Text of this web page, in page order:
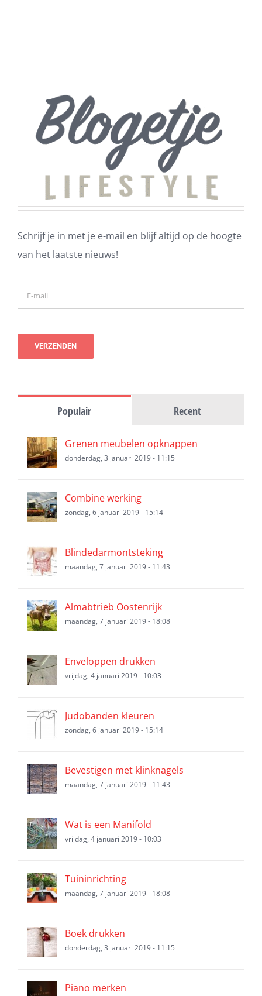
Schrijf je in met je e-mail en blijf altijd op de hoogte
van het laatste nieuws!
Populair Recent
Grenen meubelen opknappen
donderdag, 3 januari 2019 - 11:15
Combine werking
zondag, 6 januari 2019 - 15:14
Blindedarmontsteking
maandag, 7 januari 2019 - 11:43
Almabtrieb Oostenrijk
maandag, 7 januari 2019 - 18:08
Enveloppen drukken
vrijdag, 4 januari 2019 - 10:03
Judobanden kleuren
zondag, 6 januari 2019 - 15:14
Bevestigen met klinknagels
maandag, 7 januari 2019 - 11:43
Wat is een Manifold
vrijdag, 4 januari 2019 - 10:03
Tuininrichting
maandag, 7 januari 2019 - 18:08
Boek drukken
donderdag, 3 januari 2019 - 11:15
Piano merken